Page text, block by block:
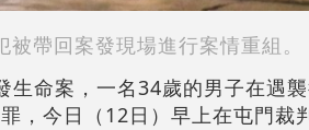
被帶回案發現場進行案情重組。
生命案，一名34歲的男子在遇
，今日（12日）早上在屯門裁